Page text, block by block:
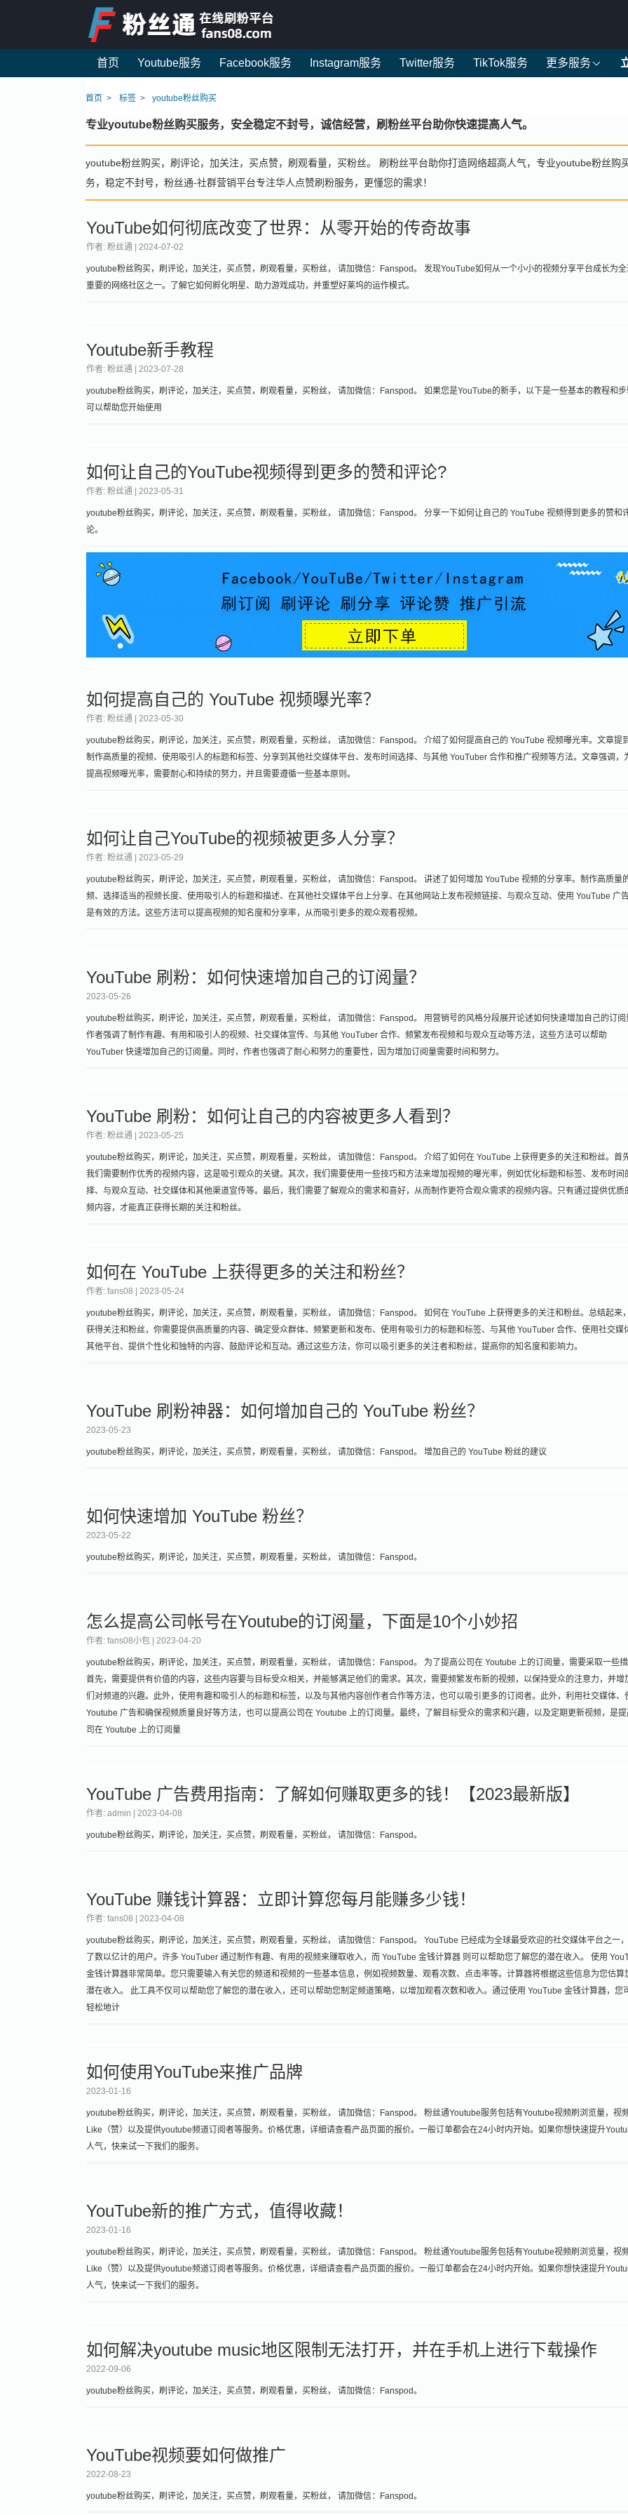
首页 Youtube服务 Facebook服务 Instagram服务 Twitter服务 TikTok服务 更多服务
首页 标签 youtube粉丝购买
专业youtube粉丝购买服务，安全稳定不封号，诚信经营，刷粉丝平台助你快速提高人气。
youtube粉丝购买，刷评论，加关注，买点赞，刷观看量，买粉丝。 刷粉丝平台助你打造网络超高人气，专业youtube粉丝购
务，稳定不封号，粉丝通-社群营销平台专注华人点赞刷粉服务，更懂您的需求！
YouTube如何彻底改变了世界：从零开始的传奇故事
作者: 粉丝通 | 2024-07-02
youtube粉丝购买，刷评论，加关注，买点赞，刷观看量，买粉丝， 请加微信：Fanspod。 发现YouTube如何从一个小小的视频分享平台成长为
重要的网络社区之一。了解它如何孵化明星、助力游戏成功，并重塑好莱坞的运作模式。
Youtube新手教程
作者: 粉丝通 | 2023-07-28
youtube粉丝购买，刷评论，加关注，买点赞，刷观看量，买粉丝， 请加微信：Fanspod。 如果您是YouTube的新手，以下是一些基本的教程和步
可以帮助您开始使用
如何让自己的YouTube视频得到更多的赞和评论?
作者: 粉丝通 | 2023-05-31
youtube粉丝购买，刷评论，加关注，买点赞，刷观看量，买粉丝， 请加微信：Fanspod。 分享一下如何让自己的 YouTube 视频得到更多的赞和
论。
如何提高自己的 YouTube 视频曝光率？
作者: 粉丝通 | 2023-05-30
youtube粉丝购买，刷评论，加关注，买点赞，刷观看量，买粉丝， 请加微信：Fanspod。 介绍了如何提高自己的 YouTube 视频曝光率。文章提
制作高质量的视频、使用吸引人的标题和标签、分享到其他社交媒体平台、发布时间选择、与其他 YouTuber 合作和推广视频等方法。文章强调，
提高视频曝光率，需要耐心和持续的努力，并且需要遵循一些基本原则。
如何让自己YouTube的视频被更多人分享？
作者: 粉丝通 | 2023-05-29
youtube粉丝购买，刷评论，加关注，买点赞，刷观看量，买粉丝， 请加微信：Fanspod。 讲述了如何增加 YouTube 视频的分享率。制作高质量
频、选择适当的视频长度、使用吸引人的标题和描述、在其他社交媒体平台上分享、在其他网站上发布视频链接、与观众互动、使用 YouTube 广
是有效的方法。这些方法可以提高视频的知名度和分享率，从而吸引更多的观众观看视频。
YouTube 刷粉：如何快速增加自己的订阅量？
2023-05-26
youtube粉丝购买，刷评论，加关注，买点赞，刷观看量，买粉丝， 请加微信：Fanspod。 用营销号的风格分段展开论述如何快速增加自己的订阅
作者强调了制作有趣、有用和吸引人的视频、社交媒体宣传、与其他 YouTuber 合作、频繁发布视频和与观众互动等方法，这些方法可以帮助
YouTuber 快速增加自己的订阅量。同时，作者也强调了耐心和努力的重要性，因为增加订阅量需要时间和努力。
YouTube 刷粉：如何让自己的内容被更多人看到？
作者: 粉丝通 | 2023-05-25
youtube粉丝购买，刷评论，加关注，买点赞，刷观看量，买粉丝， 请加微信：Fanspod。 介绍了如何在 YouTube 上获得更多的关注和粉丝。首先
我们需要制作优秀的视频内容，这是吸引观众的关键。其次，我们需要使用一些技巧和方法来增加视频的曝光率，例如优化标题和标签、发布时间
择、与观众互动、社交媒体和其他渠道宣传等。最后，我们需要了解观众的需求和喜好，从而制作更符合观众需求的视频内容。只有通过提供优质
频内容，才能真正获得长期的关注和粉丝。
如何在 YouTube 上获得更多的关注和粉丝？
作者: fans08 | 2023-05-24
youtube粉丝购买，刷评论，加关注，买点赞，刷观看量，买粉丝， 请加微信：Fanspod。 如何在 YouTube 上获得更多的关注和粉丝。总结起来
获得关注和粉丝，你需要提供高质量的内容、确定受众群体、频繁更新和发布、使用有吸引力的标题和标签、与其他 YouTuber 合作、使用社交媒
其他平台、提供个性化和独特的内容、鼓励评论和互动。通过这些方法，你可以吸引更多的关注者和粉丝，提高你的知名度和影响力。
YouTube 刷粉神器：如何增加自己的 YouTube 粉丝？
2023-05-23
youtube粉丝购买，刷评论，加关注，买点赞，刷观看量，买粉丝， 请加微信：Fanspod。 增加自己的 YouTube 粉丝的建议
如何快速增加 YouTube 粉丝？
2023-05-22
youtube粉丝购买，刷评论，加关注，买点赞，刷观看量，买粉丝， 请加微信：Fanspod。
怎么提高公司帐号在Youtube的订阅量，下面是10个小妙招
作者: fans08小包 | 2023-04-20
youtube粉丝购买，刷评论，加关注，买点赞，刷观看量，买粉丝， 请加微信：Fanspod。 为了提高公司在 Youtube 上的订阅量，需要采取一些措
首先，需要提供有价值的内容，这些内容要与目标受众相关，并能够满足他们的需求。其次，需要频繁发布新的视频，以保持受众的注意力，并增
们对频道的兴趣。此外，使用有趣和吸引人的标题和标签，以及与其他内容创作者合作等方法，也可以吸引更多的订阅者。此外，利用社交媒体、
Youtube 广告和确保视频质量良好等方法，也可以提高公司在 Youtube 上的订阅量。最终，了解目标受众的需求和兴趣，以及定期更新视频，是
司在 Youtube 上的订阅量
YouTube 广告费用指南：了解如何赚取更多的钱！【2023最新版】
作者: admin | 2023-04-08
youtube粉丝购买，刷评论，加关注，买点赞，刷观看量，买粉丝， 请加微信：Fanspod。
YouTube 赚钱计算器：立即计算您每月能赚多少钱！
作者: fans08 | 2023-04-08
youtube粉丝购买，刷评论，加关注，买点赞，刷观看量，买粉丝， 请加微信：Fanspod。 YouTube 已经成为全球最受欢迎的社交媒体平台之一，
了数以亿计的用户。许多 YouTuber 通过制作有趣、有用的视频来赚取收入，而 YouTube 金钱计算器 则可以帮助您了解您的潜在收入。 使用
金钱计算器非常简单。您只需要输入有关您的频道和视频的一些基本信息，例如视频数量、观看次数、点击率等。计算器将根据这些信息为您估算
潜在收入。 此工具不仅可以帮助您了解您的潜在收入，还可以帮助您制定频道策略，以增加观看次数和收入。通过使用 YouTube 金钱计算器，您
轻松地计
如何使用YouTube来推广品牌
2023-01-16
youtube粉丝购买，刷评论，加关注，买点赞，刷观看量，买粉丝， 请加微信：Fanspod。 粉丝通Youtube服务包括有Youtube视频刷浏览量，视
Like（赞）以及提供youtube频道订阅者等服务。价格优惠，详细请查看产品页面的报价。一般订单都会在24小时内开始。如果你想快速提升
人气，快来试一下我们的服务。
YouTube新的推广方式，值得收藏！
2023-01-16
youtube粉丝购买，刷评论，加关注，买点赞，刷观看量，买粉丝， 请加微信：Fanspod。 粉丝通Youtube服务包括有Youtube视频刷浏览量，视
Like（赞）以及提供youtube频道订阅者等服务。价格优惠，详细请查看产品页面的报价。一般订单都会在24小时内开始。如果你想快速提升
人气，快来试一下我们的服务。
如何解决youtube music地区限制无法打开，并在手机上进行下载操作
2022-09-06
youtube粉丝购买，刷评论，加关注，买点赞，刷观看量，买粉丝， 请加微信：Fanspod。
YouTube视频要如何做推广
2022-08-23
youtube粉丝购买，刷评论，加关注，买点赞，刷观看量，买粉丝， 请加微信：Fanspod。